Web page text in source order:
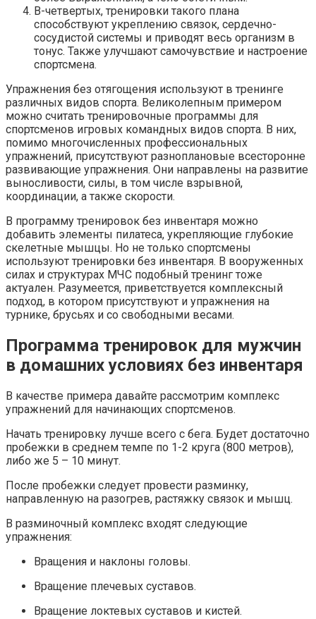
В-четвертых, тренировки такого плана
способствуют укреплению связок, сердечно-
сосудистой системы и приводят весь организм в
тонус. Также улучшают самочувствие и настроение
спортсмена.
Упражнения без отягощения используют в тренинге
различных видов спорта. Великолепным примером
можно считать тренировочные программы для
спортсменов игровых командных видов спорта. В них,
помимо многочисленных профессиональных
упражнений, присутствуют разноплановые всесторонне
развивающие упражнения. Они направлены на развитие
выносливости, силы, в том числе взрывной,
координации, а также скорости.
В программу тренировок без инвентаря можно
добавить элементы пилатеса, укрепляющие глубокие
скелетные мышцы. Но не только спортсмены
используют тренировки без инвентаря. В вооруженных
силах и структурах МЧС подобный тренинг тоже
актуален. Разумеется, приветствуется комплексный
подход, в котором присутствуют и упражнения на
турнике, брусьях и со свободными весами.
Программа тренировок для мужчин
в домашних условиях без инвентаря
В качестве примера давайте рассмотрим комплекс
упражнений для начинающих спортсменов.
Начать тренировку лучше всего с бега. Будет достаточно
пробежки в среднем темпе по 1-2 круга (800 метров),
либо же 5 – 10 минут.
После пробежки следует провести разминку,
направленную на разогрев, растяжку связок и мышц.
В разминочный комплекс входят следующие
упражнения:
Вращения и наклоны головы.
Вращение плечевых суставов.
Вращение локтевых суставов и кистей.